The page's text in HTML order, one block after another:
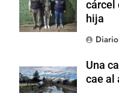
cárcel
hija
Una
cae al